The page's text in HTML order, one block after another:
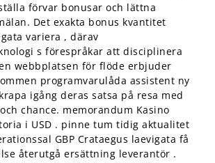
förvar bonusar och lättna
Det exakta bonus kvantitet
variera , därav
s förespråkar att disciplinera
webbplatsen för flöde erbjuder
programvarulåda assistent ny
igång deras satsa på resa med
chance. memorandum Kasino
i USD . pinne tum tidig aktualitet
GBP Crataegus laevigata få
återutgå ersättning leverantör .